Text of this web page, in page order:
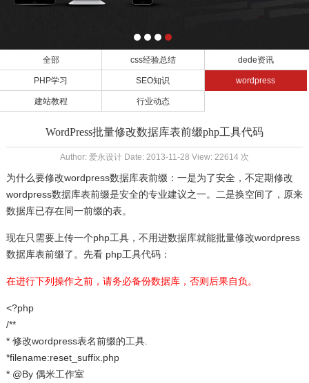
全部 css经验总结 dede资讯
PHP学习 SEO知识 wordpress
建站教程 行业动态
WordPress批量修改数据库表前缀php工具代码
Author: 爱永设计 Date: 2013-11-28 View: 22614 次
为什么要修改wordpress数据库表前缀：一是为了安全，不定期修改
wordpress数据库表前缀是安全的专业建议之一。二是换空间了，原来
数据库已存在同一前缀的表。
现在只需要上传一个php工具，不用进数据库就能批量修改wordpress
数据库表前缀了。先看 php工具代码：
在进行下列操作之前，请务必备份数据库，否则后果自负。
<?php
/**
* 修改wordpress表名前缀的工具.
*filename:reset_suffix.php
* @By 偶米工作室